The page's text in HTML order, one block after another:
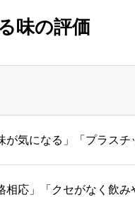
味の評価
が気になる」「プラス
相応」「クセがなく飲み